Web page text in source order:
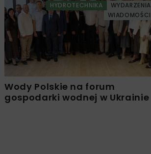
HYDROTECHNIKA
WYDARZENIA
WIADOMOŚCI
Wody Polskie na forum
gospodarki wodnej w Ukrainie